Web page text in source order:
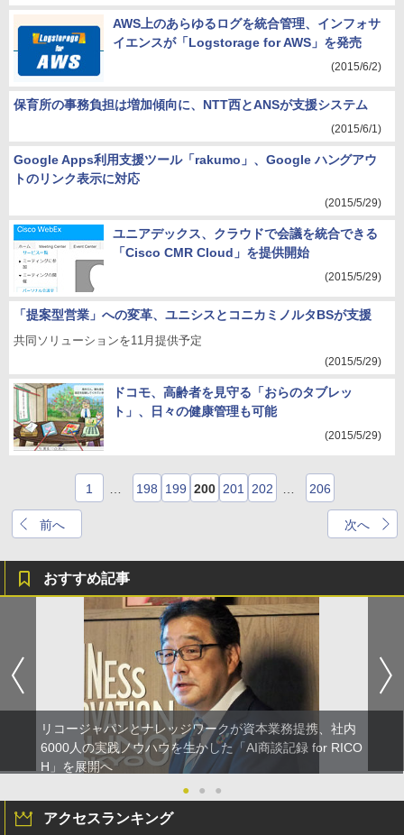
AWS上のあらゆるログを統合管理、インフォサ
イエンスが「Logstorage for AWS」を発売
(2015/6/2)
保育所の事務負担は増加傾向に、NTT西とANSが支援システム
(2015/6/1)
Google Apps利用支援ツール「rakumo」、Google ハングアウ
トのリンク表示に対応
(2015/5/29)
ユニアデックス、クラウドで会議を統合できる
「Cisco CMR Cloud」を提供開始
(2015/5/29)
「提案型営業」への変革、ユニシスとコニカミノルタBSが支援
共同ソリューションを11月提供予定
(2015/5/29)
ドコモ、高齢者を見守る「おらのタブレッ
ト」、日々の健康管理も可能
(2015/5/29)
前へ
1 198 199 200 201 202 206
次へ
おすすめ記事
リコージャパンとナレッジワークが資本業務提携、社内
6000人の実践ノウハウを生かした「AI商談記録 for RICO
H」を展開へ
●
● ●
アクセスランキング